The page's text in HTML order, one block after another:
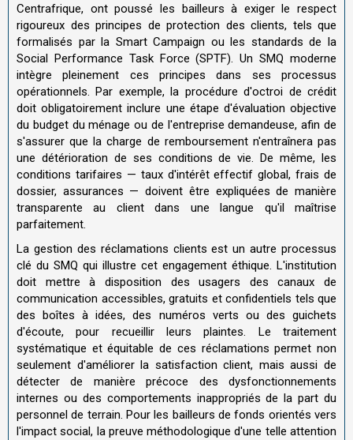
Centrafrique, ont poussé les bailleurs à exiger le respect
rigoureux des principes de protection des clients, tels que
formalisés par la Smart Campaign ou les standards de la
Social Performance Task Force (SPTF). Un SMQ moderne
intègre pleinement ces principes dans ses processus
opérationnels. Par exemple, la procédure d'octroi de crédit
doit obligatoirement inclure une étape d'évaluation objective
du budget du ménage ou de l'entreprise demandeuse, afin de
s'assurer que la charge de remboursement n'entraînera pas
une détérioration de ses conditions de vie. De même, les
conditions tarifaires — taux d'intérêt effectif global, frais de
dossier, assurances — doivent être expliquées de manière
transparente au client dans une langue qu'il maîtrise
parfaitement.
La gestion des réclamations clients est un autre processus
clé du SMQ qui illustre cet engagement éthique. L'institution
doit mettre à disposition des usagers des canaux de
communication accessibles, gratuits et confidentiels tels que
des boîtes à idées, des numéros verts ou des guichets
d'écoute, pour recueillir leurs plaintes. Le traitement
systématique et équitable de ces réclamations permet non
seulement d'améliorer la satisfaction client, mais aussi de
détecter de manière précoce des dysfonctionnements
internes ou des comportements inappropriés de la part du
personnel de terrain. Pour les bailleurs de fonds orientés vers
l'impact social, la preuve méthodologique d'une telle attention